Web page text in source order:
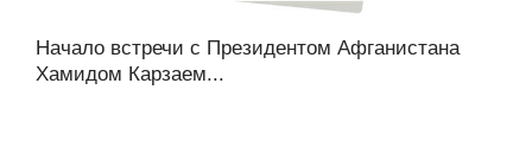
Начало встречи с Президентом Афганистана
Хамидом Карзаем...